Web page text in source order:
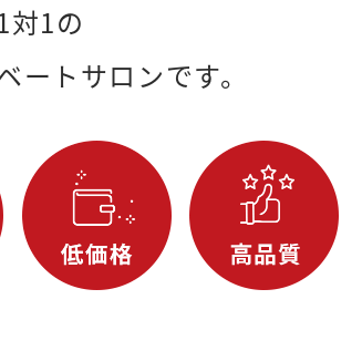
対1の
ートサロンです。